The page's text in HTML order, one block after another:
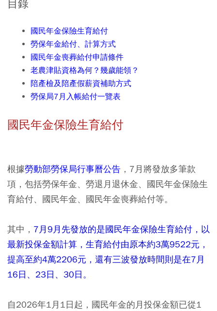
目錄
國民年金保險生育給付
勞保年金給付、計算方式
國民年金喪葬給付申請條件
老農津貼資格為何？幾歲能領？
陪產檢及陪產假薪資補助方式
勞保局7月入帳給付一覽表
國民年金保險生育給付
根據勞動部勞保局行事曆公告 ，7月將發放多筆款
項，包括勞保年金、勞退月退休金、國民年金保險生
育給付、國民年金、國民年金喪葬給付等。
其中， 7月9月先發放的是國民年金保險生育給付，以
最新投保金額計算，生育給付由原本約3萬9522元，
提高至約4萬2206元，還有三波發放時間則是在7月
16日、23日、30日。
自2026年1月1日起，國民年金的月投保金額已從1